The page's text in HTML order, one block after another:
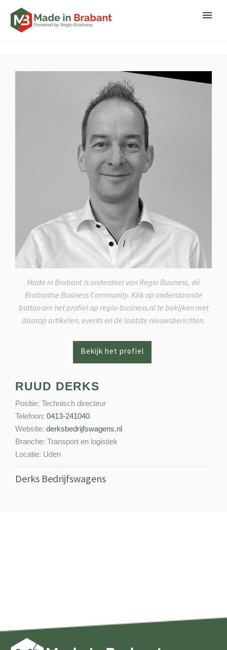
Made in Brabant is onderdeel van Regio Business, dé
Brabantse Business Community. Klik op onderstaande
button om het profiel op regio-business.nl te bekijken met
daarop artikelen, events en de laatste nieuwsberichten.
RUUD DERKS
Positie: Technisch directeur
Telefoon: 0413-241040
Website: derksbedrijfswagens.nl
Branche: Transport en logistiek
Locatie: Uden
Derks Bedrijfswagens